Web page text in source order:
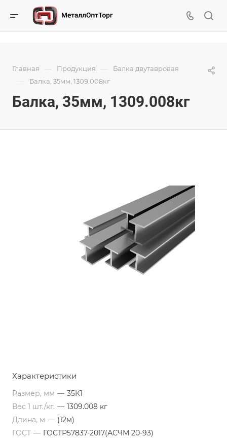
Главная — Продукция — Балка двутавровая
— Балка, 35мм, 1309.008кг
Балка, 35мм, 1309.008кг
Характеристики
Размер, мм — 35К1
Вес 1 шт./кг. — 1309.008 кг
Длина, м — (12м)
ГОСТ — ГОСТР57837-2017(АСЧМ 20-93)